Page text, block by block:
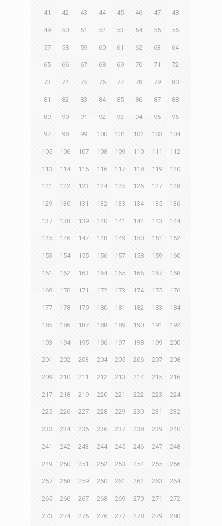
41 42 43 44 45 46 47 48
49 50 51 52 53 54 55 56
57 58 59 60 61 62 63 64
65 66 67 68 69 70 71 72
73 74 75 76 77 78 79 80
81 82 83 84 85 86 87 88
89 90 91 92 93 94 95 96
97 98 99 100 101 102 103 104
105 106 107 108 109 110 111 112
113 114 115 116 117 118 119 120
121 122 123 124 125 126 127 128
129 130 131 132 133 134 135 136
137 138 139 140 141 142 143 144
145 146 147 148 149 150 151 152
153 154 155 156 157 158 159 160
161 162 163 164 165 166 167 168
169 170 171 172 173 174 175 176
177 178 179 180 181 182 183 184
185 186 187 188 189 190 191 192
193 194 195 196 197 198 199 200
201 202 203 204 205 206 207 208
209 210 211 212 213 214 215 216
217 218 219 220 221 222 223 224
225 226 227 228 229 230 231 232
233 234 235 236 237 238 239 240
241 242 243 244 245 246 247 248
249 250 251 252 253 254 255 256
257 258 259 260 261 262 263 264
265 266 267 268 269 270 271 272
273 274 275 276 277 278 279 280